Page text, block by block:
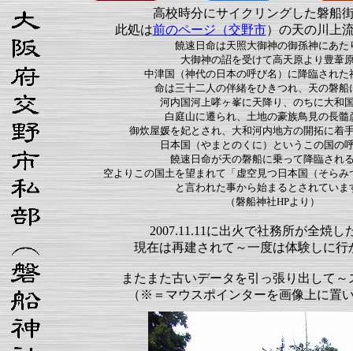
高校時分にサイクリングした磐船
此処は前のページ（交野市）の天の川上
饒速日命は天照大御神の御孫神にあた
大御神の詔を受けて高天原より豊葦
中津国（神代の日本の呼び名）に降臨された
命は三十二人の伴緒をひきつれ、天の磐船
河内国河上哮ヶ峯に天降り、のちに大和
白庭山に遷られ、土地の豪族鳥見の長髓
御炊屋媛を妃とされ、大和河内地方の開拓に着
日本国（やまとのくに）というこの国の
饒速日命が天の磐船に乗って降臨され
空よりこの国土を望まれて「虚空見つ日本国（そらみ
と言われた事から始まるとされていま
（磐船神社HPより）
2007.11.11に出火で社務所が全焼し
現在は再建されて～一度は体験しに行
またまた古いデータを引っ張り出して～
（※＝マウスポインターを画像上に置